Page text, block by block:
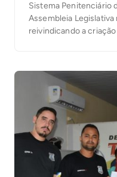
Sistema Penitenciário
Assembleia
reivindicando a
querem um estatuto
ainda são enquadrados